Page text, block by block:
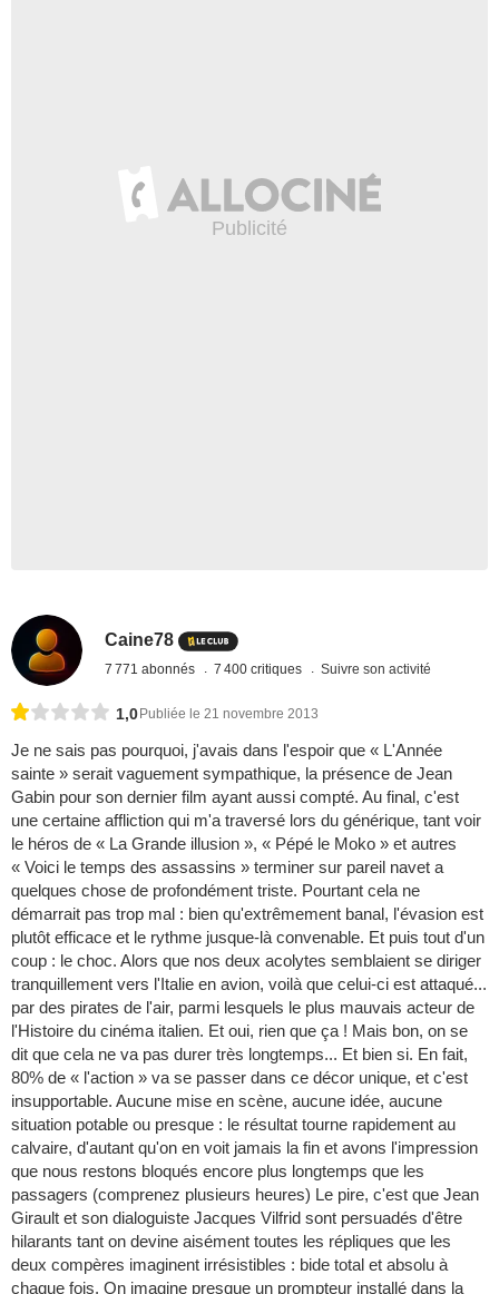
Caine78
7 771 abonnés 7 400 critiques Suivre son activité
1,0 Publiée le 21 novembre 2013
Je ne sais pas pourquoi, j'avais dans l'espoir que « L'Année
sainte » serait vaguement sympathique, la présence de Jean
Gabin pour son dernier film ayant aussi compté. Au final, c'est
une certaine affliction qui m'a traversé lors du générique, tant voir
le héros de « La Grande illusion », « Pépé le Moko » et autres
« Voici le temps des assassins » terminer sur pareil navet a
quelques chose de profondément triste. Pourtant cela ne
démarrait pas trop mal : bien qu'extrêmement banal, l'évasion est
plutôt efficace et le rythme jusque-là convenable. Et puis tout d'un
coup : le choc. Alors que nos deux acolytes semblaient se diriger
tranquillement vers l'Italie en avion, voilà que celui-ci est attaqué...
par des pirates de l'air, parmi lesquels le plus mauvais acteur de
l'Histoire du cinéma italien. Et oui, rien que ça ! Mais bon, on se
dit que cela ne va pas durer très longtemps... Et bien si. En fait,
80% de « l'action » va se passer dans ce décor unique, et c'est
insupportable. Aucune mise en scène, aucune idée, aucune
situation potable ou presque : le résultat tourne rapidement au
calvaire, d'autant qu'on en voit jamais la fin et avons l'impression
que nous restons bloqués encore plus longtemps que les
passagers (comprenez plusieurs heures) Le pire, c'est que Jean
Girault et son dialoguiste Jacques Vilfrid sont persuadés d'être
hilarants tant on devine aisément toutes les répliques que les
deux compères imaginent irrésistibles : bide total et absolu à
chaque fois. On imagine presque un prompteur installé dans la